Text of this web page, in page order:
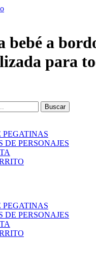
bebé a
para
Buscar
PEGATINAS
DE PERSONAJES
PEGATINAS
DE PERSONAJES